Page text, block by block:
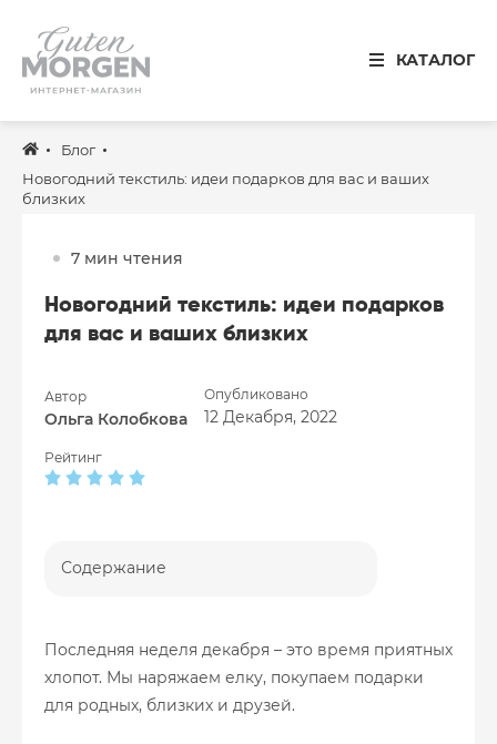
КАТАЛОГ
Иваново
8 800 100 34 50
Звонок по России бесплатный
Спальня
Кухня
Столовая
Ванная
Готовые решения
Распродажа
Блог
Новогодний текстиль: идеи подарков для вас и ваших
близких
7 мин чтения
Новогодний текстиль: идеи подарков
для вас и ваших близких
Автор
Ольга Колобкова
Опубликовано
12 Декабря, 2022
Рейтинг
Содержание
Последняя неделя декабря – это время приятных
хлопот. Мы наряжаем елку, покупаем подарки
для родных, близких и друзей.